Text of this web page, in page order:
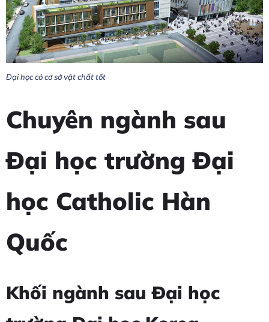
Đại học có cơ sở vật chất tốt
Chuyên ngành sau
Đại học trường Đại
học Catholic Hàn
Quốc
Khối ngành sau Đại học